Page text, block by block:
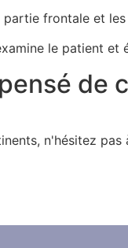
frontale et
le patient et
de
n'hésitez